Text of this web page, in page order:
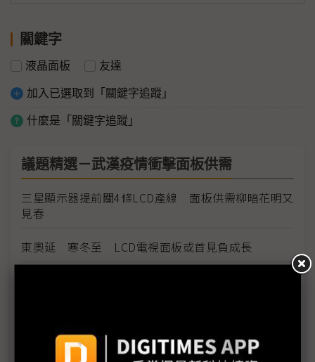
關鍵字
液晶面板 友達
加入已選取到「關鍵字追蹤」
什麼是「關鍵字追蹤」
議題精選－武漢疫情衝擊面板供需
三星顯示器提前關4條LCD產線 面板供需柳暗花明又
見春
東奧延 寒冬至 LCD電視面板或首見負成長
南韓風蕭蕭 交期延後面板設備業空瘦